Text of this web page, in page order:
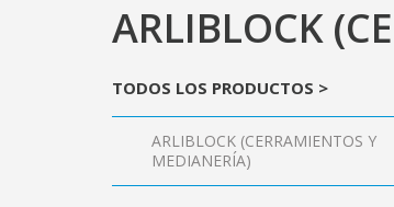
ARLIBLOCK
TODOS LOS PRODUCTOS >
ARLIBLOCK (CERRAMIENTOS Y
MEDIANERÍA)